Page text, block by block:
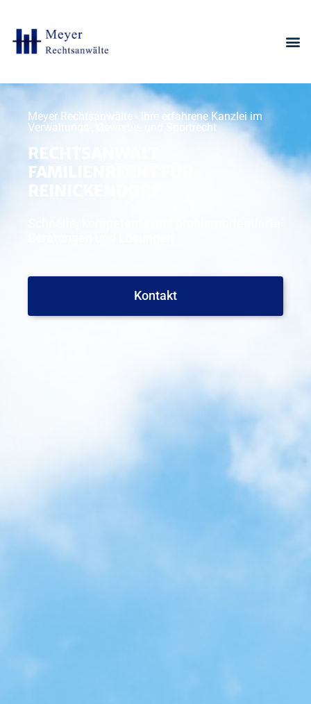
Meyer Rechtsanwälte - Ihre erfahrene Kanzlei im
Verwaltungs-, Gewerbe- und Sportrecht
RECHTSANWALT
FAMILIENRECHT FÜR
REINICKENDORF
Kontakt